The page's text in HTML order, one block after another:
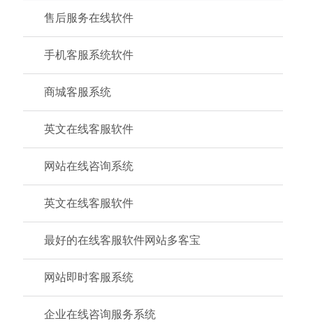
售后服务在线软件
手机客服系统软件
商城客服系统
英文在线客服软件
网站在线咨询系统
英文在线客服软件
最好的在线客服软件网站多客宝
网站即时客服系统
企业在线咨询服务系统